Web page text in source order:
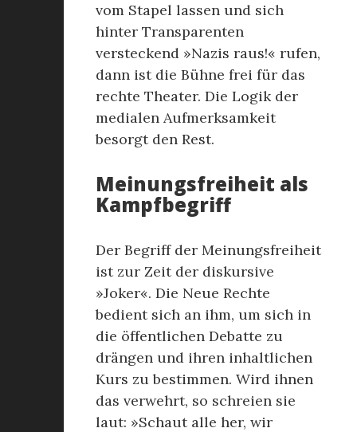
vom Stapel lassen und sich
hinter Transparenten
versteckend »Nazis raus!« rufen,
dann ist die Bühne frei für das
rechte Theater. Die Logik der
medialen Aufmerksamkeit
besorgt den Rest.
Meinungsfreiheit als
Kampfbegriff
Der Begriff der Meinungsfreiheit
ist zur Zeit der diskursive
»Joker«. Die Neue Rechte
bedient sich an ihm, um sich in
die öffentlichen Debatte zu
drängen und ihren inhaltlichen
Kurs zu bestimmen. Wird ihnen
das verwehrt, so schreien sie
laut: »Schaut alle her, wir